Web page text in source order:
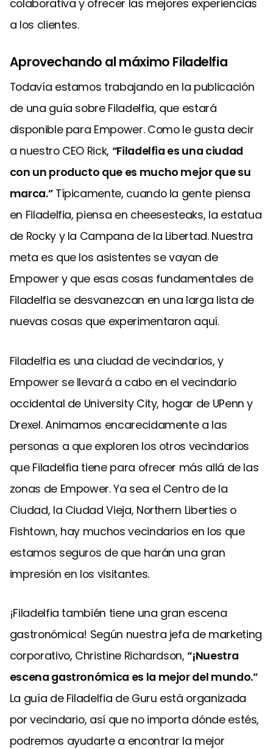
colaborativa y ofrecer las mejores experiencias
a los clientes.
Aprovechando al máximo Filadelfia
Todavía estamos trabajando en la publicación
de una guía sobre Filadelfia, que estará
disponible para Empower. Como le gusta decir
a nuestro CEO Rick, “Filadelfia es una ciudad
con un producto que es mucho mejor que su
marca.”Típicamente, cuando la gente piensa
en Filadelfia, piensa en cheesesteaks, la estatua
de Rocky y la Campana de la Libertad. Nuestra
meta es que los asistentes se vayan de
Empower y que esas cosas fundamentales de
Filadelfia se desvanezcan en una larga lista de
nuevas cosas que experimentaron aquí.
Filadelfia es una ciudad de vecindarios, y
Empower se llevará a cabo en el vecindario
occidental de University City, hogar de UPenn y
Drexel. Animamos encarecidamente a las
personas a que exploren los otros vecindarios
que Filadelfia tiene para ofrecer más allá de las
zonas de Empower. Ya sea el Centro de la
Ciudad, la Ciudad Vieja, Northern Liberties o
Fishtown, hay muchos vecindarios en los que
estamos seguros de que harán una gran
impresión en los visitantes.
¡Filadelfia también tiene una gran escena
gastronómica! Según nuestra jefa de marketing
corporativo, Christine Richardson,“¡Nuestra
escena gastronómica es la mejor del mundo.”
La guía de Filadelfia de Guru está organizada
por vecindario, así que no importa dónde estés,
podremos ayudarte a encontrar la mejor